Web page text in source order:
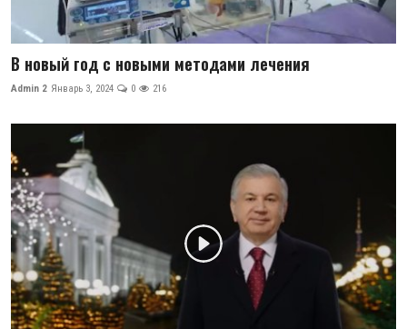
В новый год с новыми методами лечения
Admin 2 Январь 3, 2024 0 216